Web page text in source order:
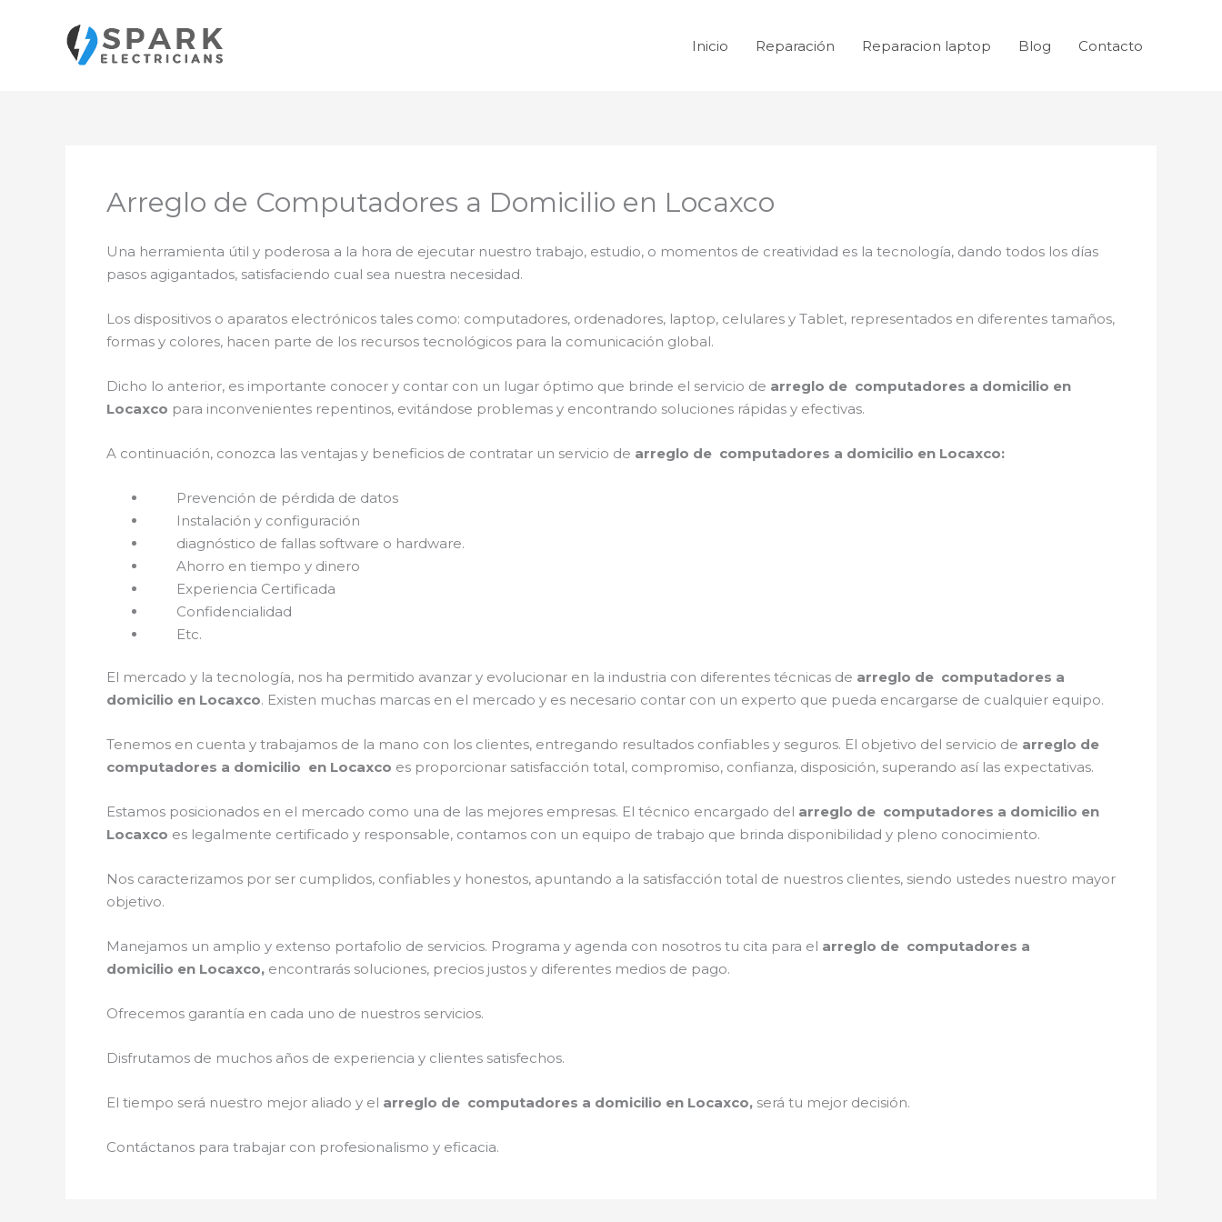
contenido
Inicio Reparación Reparacion laptop Blog Contacto
Arreglo de Computadores a Domicilio en Locaxco
Una herramienta útil y poderosa a la hora de ejecutar nuestro trabajo, estudio, o momentos de creatividad es la tecnología, dando todos los días
pasos agigantados, satisfaciendo cual sea nuestra necesidad.
Los dispositivos o aparatos electrónicos tales como: computadores, ordenadores, laptop, celulares y Tablet, representados en diferentes tamaños,
formas y colores, hacen parte de los recursos tecnológicos para la comunicación global.
Dicho lo anterior, es importante conocer y contar con un lugar óptimo que brinde el servicio de arreglo de computadores a domicilio en
Locaxco para inconvenientes repentinos, evitándose problemas y encontrando soluciones rápidas y efectivas.
A continuación, conozca las ventajas y beneficios de contratar un servicio de arreglo de computadores a domicilio en Locaxco:
Prevención de pérdida de datos
Instalación y configuración
diagnóstico de fallas software o hardware.
Ahorro en tiempo y dinero
Experiencia Certificada
Confidencialidad
Etc.
El mercado y la tecnología, nos ha permitido avanzar y evolucionar en la industria con diferentes técnicas de arreglo de computadores a
domicilio en Locaxco. Existen muchas marcas en el mercado y es necesario contar con un experto que pueda encargarse de cualquier equipo.
Tenemos en cuenta y trabajamos de la mano con los clientes, entregando resultados confiables y seguros. El objetivo del servicio de arreglo de
computadores a domicilio en Locaxco es proporcionar satisfacción total, compromiso, confianza, disposición, superando así las expectativas.
Estamos posicionados en el mercado como una de las mejores empresas. El técnico encargado del arreglo de computadores a domicilio en
Locaxco es legalmente certificado y responsable, contamos con un equipo de trabajo que brinda disponibilidad y pleno conocimiento.
Nos caracterizamos por ser cumplidos, confiables y honestos, apuntando a la satisfacción total de nuestros clientes, siendo ustedes nuestro mayor
objetivo.
Manejamos un amplio y extenso portafolio de servicios. Programa y agenda con nosotros tu cita para el arreglo de computadores a
domicilio en Locaxco, encontrarás soluciones, precios justos y diferentes medios de pago.
Ofrecemos garantía en cada uno de nuestros servicios.
Disfrutamos de muchos años de experiencia y clientes satisfechos.
El tiempo será nuestro mejor aliado y el arreglo de computadores a domicilio en Locaxco, será tu mejor decisión.
Contáctanos para trabajar con profesionalismo y eficacia.